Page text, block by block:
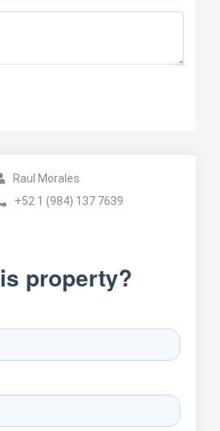
Raul Morales
+52 1 (984) 137 7639